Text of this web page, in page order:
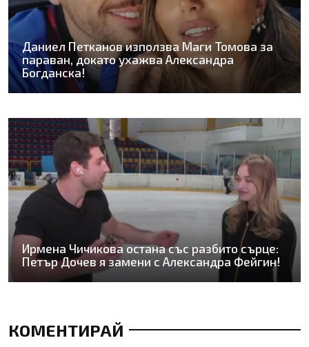
Даниел Петканов използва Маги Томова за
параван, докато ухажва Александра
Богданска!
Ирмена Чичикова остана със разбито сърце:
Петър Дочев я замени с Александра Фейгин!
КОМЕНТИРАЙ